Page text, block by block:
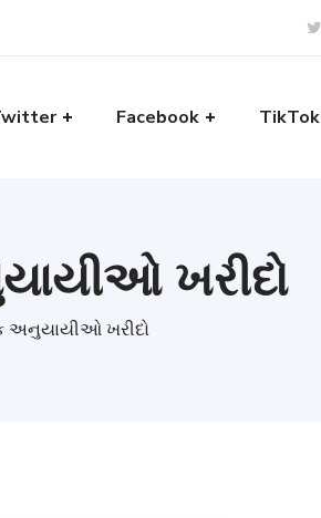
Facebook TikTok
ખરીદો
અનુયાયીઓ ખરીદો